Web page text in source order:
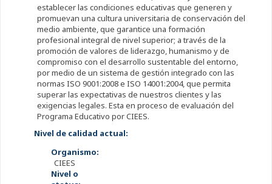
establecer las condiciones educativas que generen y
promuevan una cultura universitaria de conservación del
medio ambiente, que garantice una formación
profesional integral de nivel superior; a través de la
promoción de valores de liderazgo, humanismo y de
compromiso con el desarrollo sustentable del entorno,
por medio de un sistema de gestión integrado con las
normas ISO 9001:2008 e ISO 14001:2004, que permita
superar las expectativas de nuestros clientes y las
exigencias legales. Esta en proceso de evaluación del
Programa Educativo por CIEES.
Nivel de calidad actual:
Organismo:
CIEES
Nivel o